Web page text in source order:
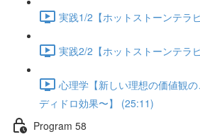
実践1/2【ホットストーンテラ
実践2/2【ホットストーンテラ
心理学【新しい理想の価値観
ディドロ効果〜】 (25:11)
Program 58